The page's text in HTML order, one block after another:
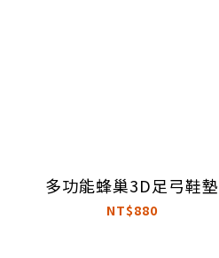
多功能蜂巢3D足弓鞋墊
NT$880